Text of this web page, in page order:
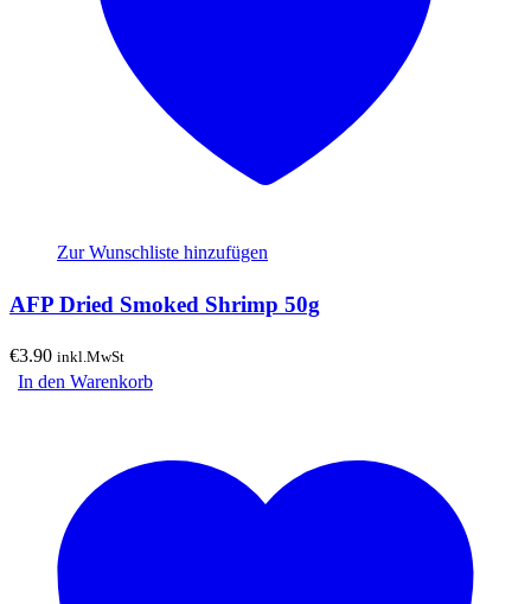
Zur Wunschliste hinzufügen
AFP Dried Smoked Shrimp 50g
€3.90 inkl.MwSt
In den Warenkorb